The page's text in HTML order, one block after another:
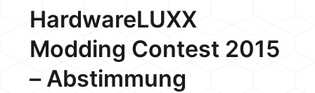
HardwareLUXX
Modding Contest 2015
– Abstimmung